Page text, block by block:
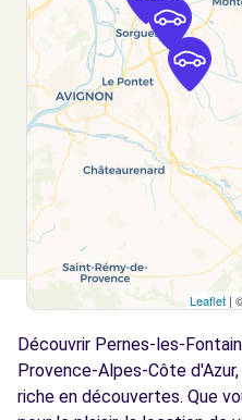
Voir l'agence
Free2Move Rent - SARL
SATURNIN-LES-
ROUTE DE GADAGNE
ST-SATURNIN-LES-
Free2Move Rent - ATC
CHEMIN DU MOURRE DE
ENTRAIGUES-SUR-LA-
Leaflet |
Découvrir Pernes-les-
Provence-Alpes-Côte
riche en découvertes. Que